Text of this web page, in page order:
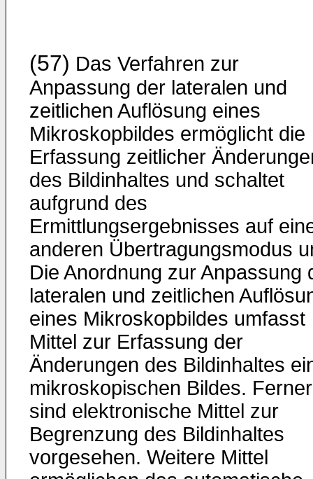
(57) Das Verfahren zur
Anpassung der lateralen und
zeitlichen Auflösung eines
Mikroskopbildes ermöglicht die
Erfassung zeitlicher
des Bildinhaltes und schaltet
aufgrund des
Ermittlungsergebnisses auf
anderen Übertragungsmodus
Die Anordnung zur Anpassung
lateralen und zeitlichen
eines Mikroskopbildes umfasst
Mittel zur Erfassung der
Änderungen des Bildinhaltes
mikroskopischen Bildes. Ferner
sind elektronische Mittel zur
Begrenzung des Bildinhaltes
vorgesehen. Weitere Mittel